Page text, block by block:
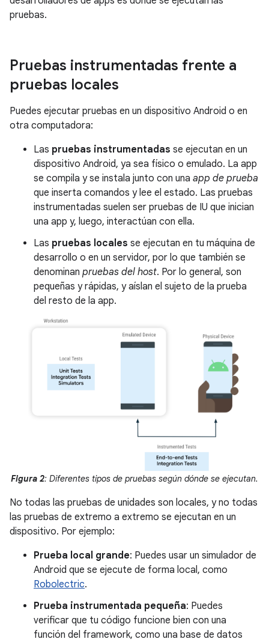
pruebas.
Pruebas instrumentadas frente a
pruebas locales
Puedes ejecutar pruebas en un dispositivo Android o en
otra computadora:
Las pruebas instrumentadas se ejecutan en un
dispositivo Android, ya sea físico o emulado. La app
se compila y se instala junto con una app de prueba
que inserta comandos y lee el estado. Las pruebas
instrumentadas suelen ser pruebas de IU que inician
una app y, luego, interactúan con ella.
Las pruebas locales se ejecutan en tu máquina de
desarrollo o en un servidor, por lo que también se
denominan pruebas del host. Por lo general, son
pequeñas y rápidas, y aíslan el sujeto de la prueba
del resto de la app.
Figura 2: Diferentes tipos de pruebas según dónde se ejecutan.
No todas las pruebas de unidades son locales, y no todas
las pruebas de extremo a extremo se ejecutan en un
dispositivo. Por ejemplo:
Prueba local grande: Puedes usar un simulador de
Android que se ejecute de forma local, como
Robolectric.
Prueba instrumentada pequeña: Puedes
verificar que tu código funcione bien con una
función del framework, como una base de datos